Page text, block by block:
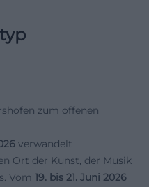
zum offenen
verwandelt
Ort der Kunst, der Musik
Vom 19. bis 21. Juni 2026